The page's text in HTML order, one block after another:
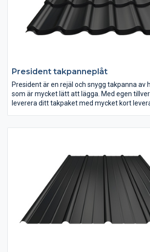
President takpanneplåt
President är en rejäl och snygg takpanna av
som är mycket lätt att lägga. Med egen
leverera ditt takpaket med mycket kort
– Täckande bredd: 1050 mm.